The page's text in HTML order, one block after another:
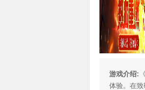
游戏介绍:
体验。在